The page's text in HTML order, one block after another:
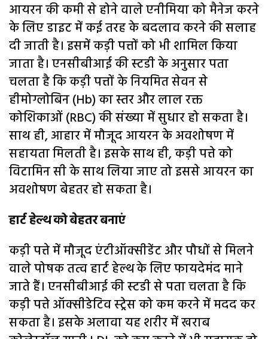
आयरन की कमी से होने वाले एनीमिया को मैनेज करने
के लिए डाइट में कई तरह के बदलाव करने की सलाह
दी जाती है। इसमें कड़ी पत्तों को भी शामिल किया
जाता है। एनसीबीआई की स्टडी के अनुसार पता
चलता है कि कड़ी पत्तों के नियमित सेवन से
हीमोग्लोबिन (Hb) का स्तर और लाल रक्त
कोशिकाओं (RBC) की संख्या में सुधार हो सकता है।
साथ ही, आहार में मौजूद आयरन के अवशोषण में
सहायता मिलती है। इसके साथ ही, कड़ी पत्ते को
विटामिन सी के साथ लिया जाए तो इससे आयरन का
अवशोषण बेहतर हो सकता है।
हार्ट हेल्थ को बेहतर बनाएं
कड़ी पत्ते में मौजूद एंटीऑक्सीडेंट और पौधों से मिलने
वाले पोषक तत्व हार्ट हेल्थ के लिए फायदेमंद माने
जाते हैं। एनसीबीआई की स्टडी से पता चलता है कि
कड़ी पत्ते ऑक्सीडेटिव स्ट्रेस को कम करने में मदद कर
सकता है। इसके अलावा यह शरीर में खराब